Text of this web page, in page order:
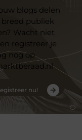
blogs delen
breed publiek
Wacht niet
registreer je
nog op
nu!